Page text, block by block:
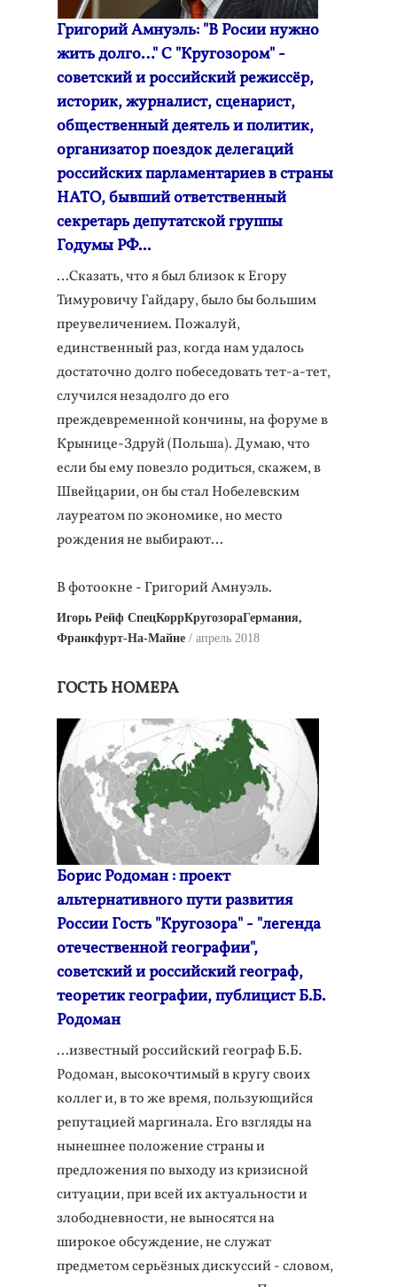
Григорий Амнуэль: "В Росии нужно
жить долго…" С "Кругозором" -
советский и российский режиссёр,
историк, журналист, сценарист,
общественный деятель и политик,
организатор поездок делегаций
российских парламентариев в страны
НАТО, бывший ответственный
секретарь депутатской группы
Годумы РФ...
…Сказать, что я был близок к Егору
Тимуровичу Гайдару, было бы большим
преувеличением. Пожалуй,
единственный раз, когда нам удалось
достаточно долго побеседовать тет-а-тет,
случился незадолго до его
преждевременной кончины, на форуме в
Крынице-Здруй (Польша). Думаю, что
если бы ему повезло родиться, скажем, в
Швейцарии, он бы стал Нобелевским
лауреатом по экономике, но место
рождения не выбирают…
В фотоокне - Григорий Амнуэль.
Игорь Рейф СпецКоррКругозораГермания,
Франкфурт-На-Майне
апрель 2018
ГОСТЬ НОМЕРА
Борис Родоман : проект
альтернативного пути развития
России Гость "Кругозора" - "легенда
отечественной географии",
советский и российский географ,
теоретик географии, публицист Б.Б.
Родоман
...известный российский географ Б.Б.
Родоман, высокочтимый в кругу своих
коллег и, в то же время, пользующийся
репутацией маргинала. Его взгляды на
нынешнее положение страны и
предложения по выходу из кризисной
ситуации, при всей их актуальности и
злободневности, не выносятся на
широкое обсуждение, не служат
предметом серьёзных дискуссий - словом,